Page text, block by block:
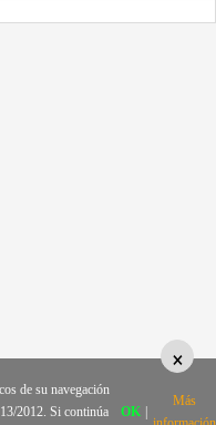
×
de su navegación
2012. Si continúa
OK
Más